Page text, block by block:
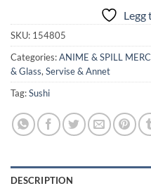
Legg
SKU: 154805
Categories:ANIME & SPILL
& Glass,Servise & Annet
Tag:Sushi
DESCRIPTION